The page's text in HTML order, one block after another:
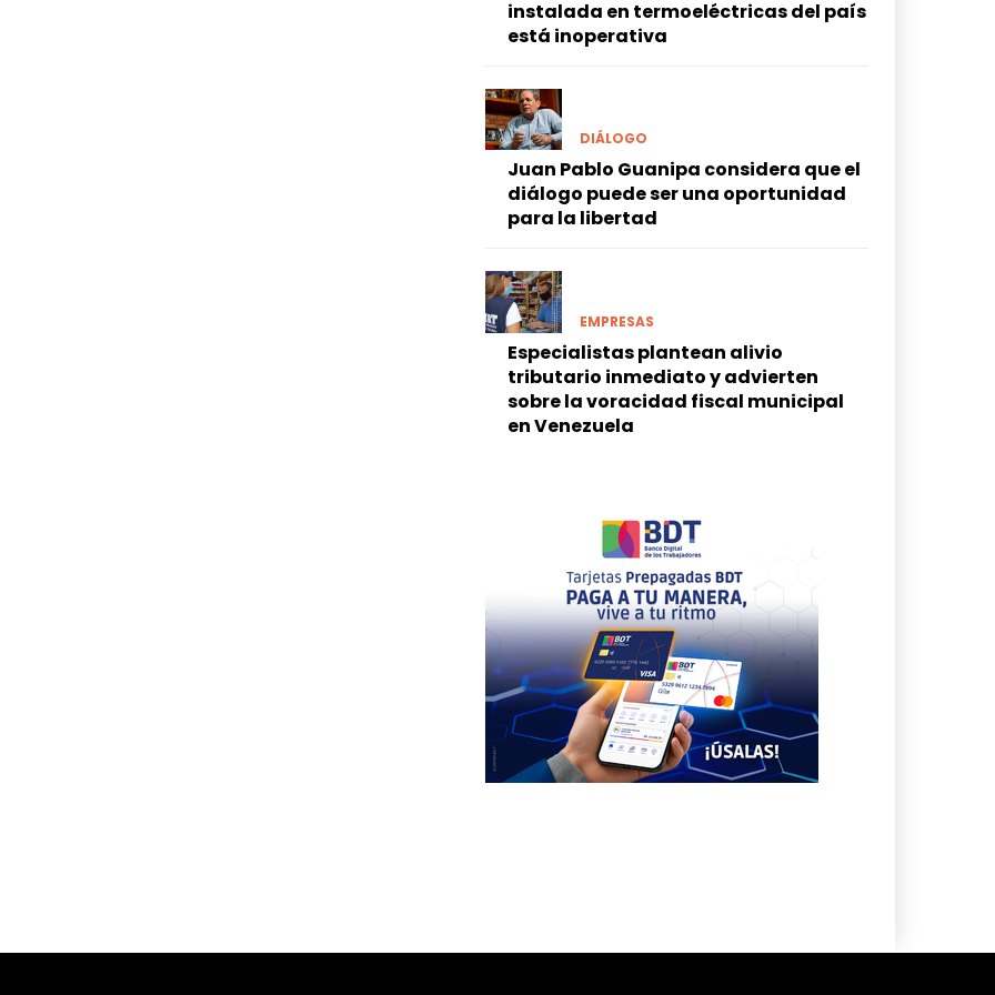
instalada en termoeléctricas del país
está inoperativa
DIÁLOGO
Juan Pablo Guanipa considera que el
diálogo puede ser una oportunidad
para la libertad
EMPRESAS
Especialistas plantean alivio
tributario inmediato y advierten
sobre la voracidad fiscal municipal
en Venezuela